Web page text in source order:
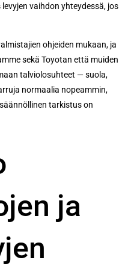
vaihdon yhteydessä, jos
ohjeiden mukaan, ja
sekä Toyotan että muiden
talviolosuhteet — suola,
normaalia nopeammin,
tarkistus on
ja